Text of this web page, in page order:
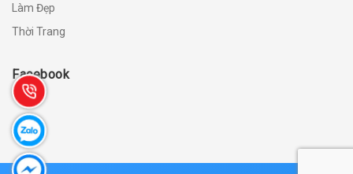
Làm Đẹp
Thời Trang
Facebook